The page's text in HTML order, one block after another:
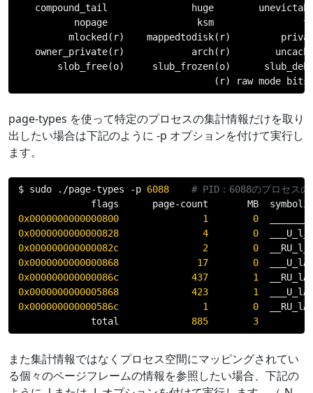
compound_tail               huge
nopage                ksm
         mlocked
( r)
    mappedtodisk
( r)
   owner_private
( r)
            arch
( r)
       slob_free
(o)
     slub_frozen
(o)
( r) raw mode
page-types を使って特定のプロセスの集計情報だけを取り
出したい場合は下記のように -p オプションを付けて実行し
ます。
$ sudo ./page-types -p 6088
# PID：6088のプロセスの
             flags      page
-count       MB
0x0000000000000800
1
0
0x0000000000000828
4 0
0x000000000000082c
2 0
0x0000000000000868
17 0
0x000000000000086c
437 1
0x0000000000005868
423 1
0x000000000000586c
1 0
             total
885 3
また集計情報ではなくプロセス空間にマッピングされてい
る個々のページフレームの情報を参照したい場合、下記の